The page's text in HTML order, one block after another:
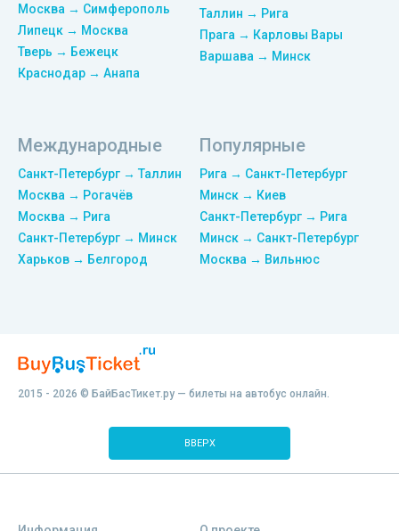
Москва → Симферополь
Липецк → Москва
Тверь → Бежецк
Краснодар → Анапа
Таллин → Рига
Прага → Карловы Вары
Варшава → Минск
Международные
Санкт-Петербург → Таллин
Москва → Рогачёв
Москва → Рига
Санкт-Петербург → Минск
Харьков → Белгород
Популярные
Рига → Санкт-Петербург
Минск → Киев
Санкт-Петербург → Рига
Минск → Санкт-Петербург
Москва → Вильнюс
2015 - 2026 © БайБасТикет.ру — билеты на автобус онлайн.
ВВЕРХ